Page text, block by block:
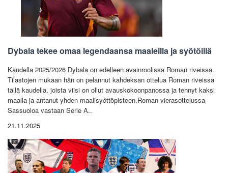
Dybala tekee omaa legendaansa maaleilla ja syötöillä
Kaudella 2025/2026 Dybala on edelleen avainroolissa Roman riveissä.
Tilastojen mukaan hän on pelannut kahdeksan ottelua Roman riveissä
tällä kaudella, joista viisi on ollut avauskokoonpanossa ja tehnyt kaksi
maalia ja antanut yhden maalisyöttöpisteen.Roman vierasottelussa
Sassuoloa vastaan ​​Serie A..
21.11.2025